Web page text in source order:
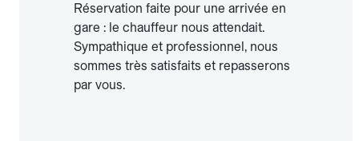
Réservation faite pour une arrivée en
gare : le chauffeur nous attendait.
Sympathique et professionnel, nous
sommes très satisfaits et repasserons
par vous.